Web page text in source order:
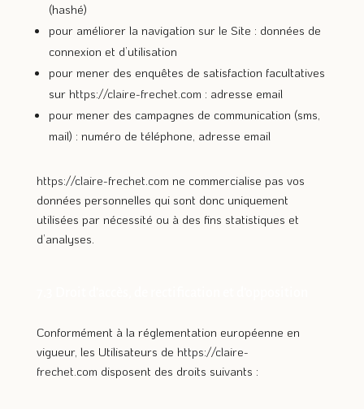
(hashé)
pour améliorer la navigation sur le Site : données de
connexion et d’utilisation
pour mener des enquêtes de satisfaction facultatives
sur https://claire-frechet.com : adresse email
pour mener des campagnes de communication (sms,
mail) : numéro de téléphone, adresse email
https://claire-frechet.com ne commercialise pas vos
données personnelles qui sont donc uniquement
utilisées par nécessité ou à des fins statistiques et
d’analyses.
Conformément à la réglementation européenne en
vigueur, les Utilisateurs de https://claire-
frechet.com disposent des droits suivants :